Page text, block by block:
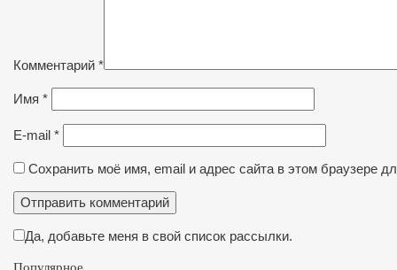
Комментарий *
Имя *
E-mail *
Сохранить моё имя, email и адрес сайта в этом браузере
Да, добавьте меня в свой список рассылки.